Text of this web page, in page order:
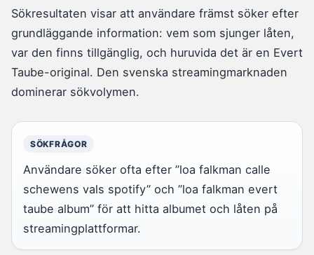
Sökresultaten visar att användare främst söker efter
grundläggande information: vem som sjunger låten,
var den finns tillgänglig, och huruvida det är en Evert
Taube-original. Den svenska streamingmarknaden
dominerar sökvolymen.
SÖKFRÅGOR
Användare söker ofta efter ”loa falkman calle
schewens vals spotify” och ”loa falkman evert
taube album” för att hitta albumet och låten på
streamingplattformar.